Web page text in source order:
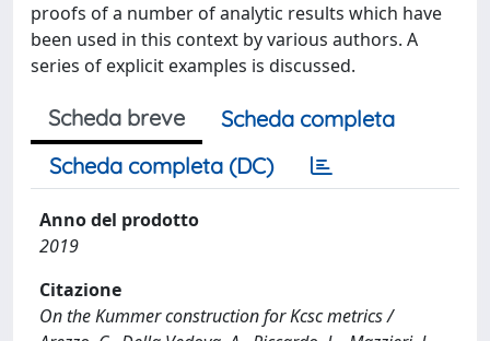
proofs of a number of analytic results which have
been used in this context by various authors. A
series of explicit examples is discussed.
Scheda breve
Scheda completa
Scheda completa (DC)
Anno del prodotto
2019
Citazione
On the Kummer construction for Kcsc metrics /